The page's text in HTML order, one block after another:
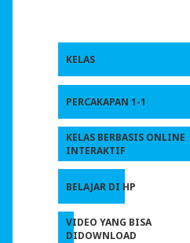
KELAS
PERCAKAPAN 1-1
KELAS BERBASIS ONLINE
INTERAKTIF
BELAJAR DI HP
VIDEO YANG BISA
DIDOWNLOAD